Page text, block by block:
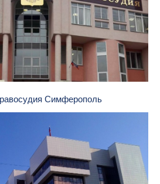
Симферополь